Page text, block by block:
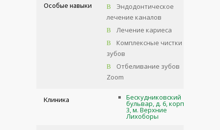
Особые навыки
Эндодонтическое
лечение каналов
Лечение кариеса
Комплексные чистки
зубов
Отбеливание зубов
Zoom
Клиника Бескудниковский
бульвар, д. 6, корп.
3, м. Верхние
Лихоборы